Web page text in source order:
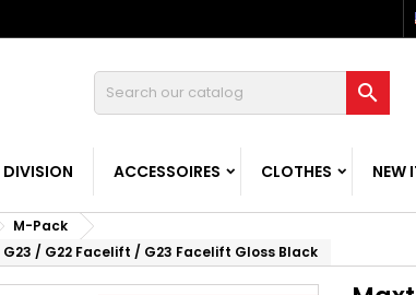

ACCESSOIRES CLOTHES NEW
M-Pack
/ G22 Facelift / G23 Facelift Gloss Black